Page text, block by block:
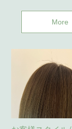
More